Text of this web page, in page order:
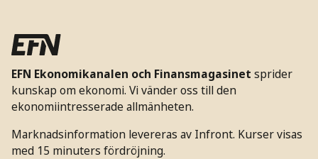
EFN Ekonomikanalen och Finansmagasinet sprider
kunskap om ekonomi. Vi vänder oss till den
ekonomiintresserade allmänheten.
Marknadsinformation levereras av Infront. Kurser visas
med 15 minuters fördröjning.